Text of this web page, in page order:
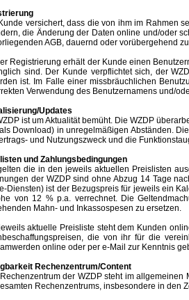
versichert, dass die von ihm im Rahmen
die Änderung der Daten online und/oder
AGB, dauernd oder vorübergehend
erhält der Kunde einen
sind. Der Kunde verpflichtet sich, der
ist. Im Falle einer missbräuchlichen
Verwendung des Benutzernamens und/
Updates
ist um Aktualität bemüht. Die WZDP
Download) in unregelmäßigen Abständen.
und Nutzungszweck und die
und Zahlungsbedingungen
die in den jeweils aktuellen Preislisten
der WZDP sind ohne Abzug 14 Tage
Diensten) ist der Bezugspreis für jeweils ein
von 12 % p.a. verrechnet. Die
Mahn- und Inkassospesen zu ersetzen.
aktuelle Preisliste steht dem Kunden online
die von ihr für die
online oder per e-Mail zur Kenntnis
Rechenzentrum/Content
der WZDP steht im allgemeinen
Rechenzentrums, insbesondere in den